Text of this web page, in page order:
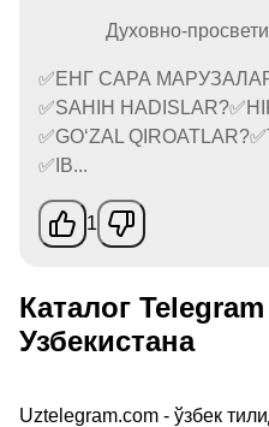
Духовно-
✅ЕНГ САРА
✅SAHIH
✅GO‘ZAL
✅IB...
1
Каталог
Узбекистана
Uztelegram.com - ўзбек